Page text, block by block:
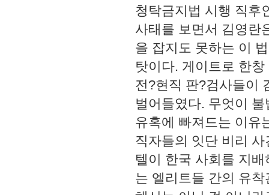
청탁금지법 시행 직후
사태를 보면서 김영란
을 잡지도 못하는 이
탓이다. 게이트로 한
전?현직 판?검사들이
벌어들였다. 무엇이
유혹에 빠져드는 이유
직자들의 잇단 비리
텔이 한국 사회를 지
는 엘리트들 간의 유